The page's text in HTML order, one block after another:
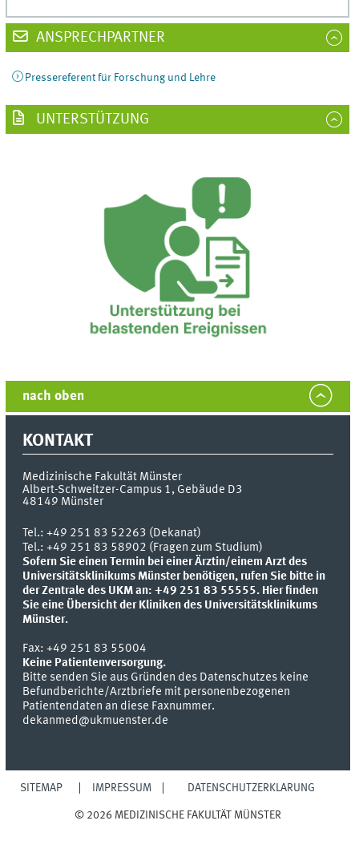
ANSPRECHPARTNER
Pressereferent für Forschung und Lehre
UNTERSTÜTZUNG
nach oben
KONTAKT
Medizinische Fakultät Münster
Albert-Schweitzer-Campus 1, Gebäude D3
48149 Münster
Tel.:+49 251 83 52263 (Dekanat)
Tel.: +49 251 83 58902 (Fragen zum Studium)
Sofern Sie einen Termin bei einer Ärztin/einem Arzt des
Universitätsklinikums Münster benötigen, rufen Sie bitte in
der Zentrale des UKM an: +49 251 83 55555. Hier finden
Sie eine Übersicht der Kliniken des Universitätsklinikums
Münster.
Fax:+49 251 83 55004
Keine Patientenversorgung.
Bitte senden Sie aus Gründen des Datenschutzes keine
Befundberichte/Arztbriefe mit personenbezogenen
Patientendaten an diese Faxnummer.
dekanmed@ukmuenster.de
SITEMAP IMPRESSUM DATENSCHUTZERKLÄRUNG
© 2026 MEDIZINISCHE FAKULTÄT MÜNSTER